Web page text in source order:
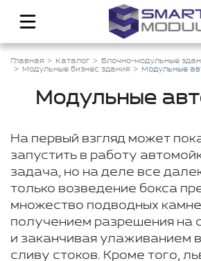
Главная Каталог
Блочно-модульные
Модульные бизнес здания
Модульные
Модульные
На первый взгляд может
запустить в работу
задача, но на деле все
только возведение бокса
множество подводных
получением разрешения на
и заканчивая улаживанием
сливу стоков. Кроме того,